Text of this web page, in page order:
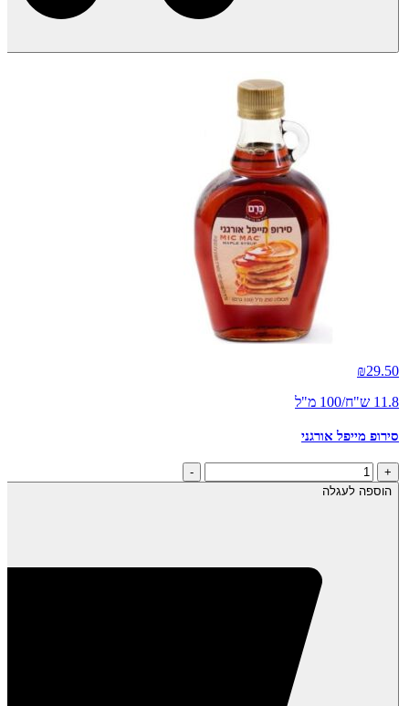
₪29.50
11.8 ש"ח/100 מ"ל
סירופ מייפל אורגני
+
כמות
של
-
הוספה לעגלה